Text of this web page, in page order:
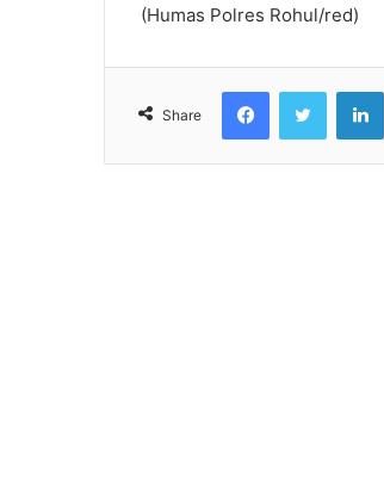
(Humas Polres Rohul/red)
Share
FacebookTwitter